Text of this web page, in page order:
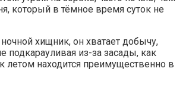
который в тёмное время суток не
хищник, он хватает добычу,
подкарауливая из-за засады, как
летом находится преимущественно в